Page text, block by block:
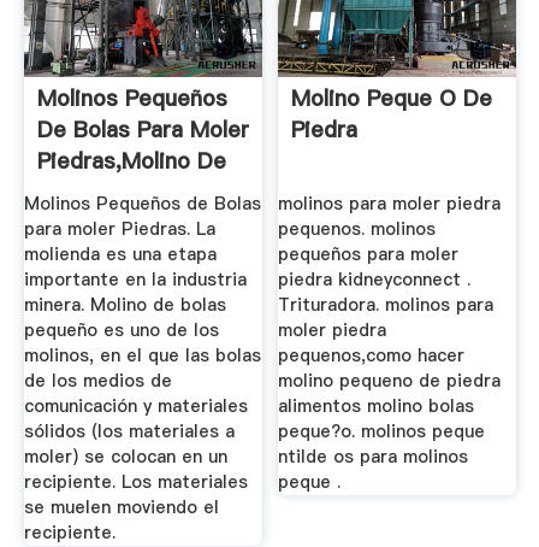
Molinos Pequeños
De Bolas Para Moler
Piedras,Molino De
...
Molinos Pequeños de Bolas
para moler Piedras. La
molienda es una etapa
importante en la industria
minera. Molino de bolas
pequeño es uno de los
molinos, en el que las bolas
de los medios de
comunicación y materiales
sólidos (los materiales a
moler) se colocan en un
recipiente. Los materiales
se muelen moviendo el
recipiente.
Molino Peque O De
Piedra
molinos para moler piedra
pequenos. molinos
pequeños para moler
piedra kidneyconnect .
Trituradora. molinos para
moler piedra
pequenos,como hacer
molino pequeno de piedra
alimentos molino bolas
peque?o. molinos peque
ntilde os para molinos
peque .